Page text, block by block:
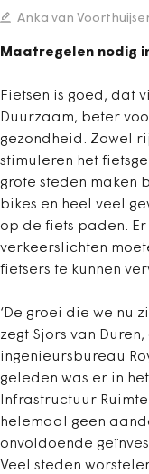
Anka van
Maatregelen nodig
Fietsen is goed, dat
Duurzaam, beter
gezondheid. Zowel
stimuleren het
grote steden maken
bikes en heel veel
op de fiets paden.
verkeerslichten
fietsers te kunnen
‘De groei die we nu
zegt Sjors van
ingenieursbureau
geleden was er in
Infrastructuur
helemaal geen
onvoldoende
Veel steden